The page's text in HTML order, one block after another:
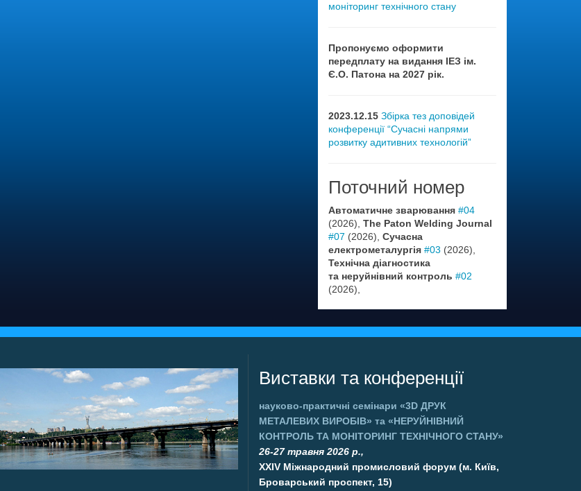
моніторинг технічного стану
Пропонуємо оформити
передплату на видання ІЕЗ ім.
Є.О. Патона на 2027 рік.
2023.12.15 Збірка тез доповідей
конференції “Сучасні напрями
розвитку адитивних технологій”
Поточний номер
Автоматичне зварювання #04
(2026), The Paton Welding Journal
#07 (2026), Сучасна
електрометалургія #03 (2026),
Технічна діагностика
та неруйнівний контроль #02
(2026),
Виставки та конференції
науково-практичні семінари«3D ДРУК
МЕТАЛЕВИХ ВИРОБІВ» та«НЕРУЙНІВНИЙ
КОНТРОЛЬ ТА МОНІТОРИНГ ТЕХНІЧНОГО СТАНУ»
26-27 травня 2026 р.,
XXIV Міжнародний промисловий форум (м. Київ,
Броварський проспект, 15)